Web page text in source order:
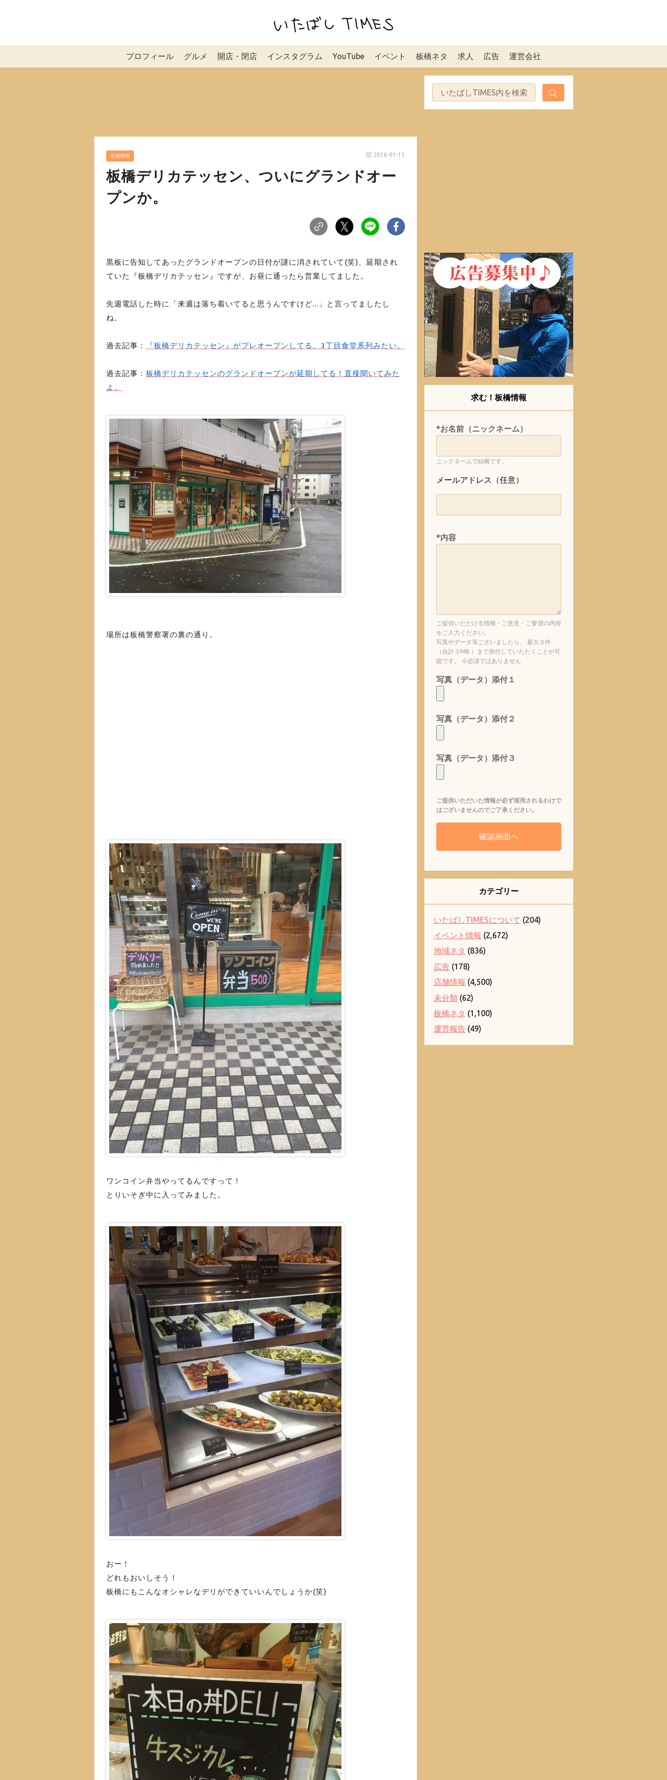
プロフィール グルメ 開店・閉店 インスタグラム YouTube イベント 板橋ネタ 求人 広告 運営会社
店舗情報 2016-01-13
板橋デリカテッセン、ついにグランドオー
プンか。
黒板に告知してあったグランドオープンの日付が謎に消されていて(笑)、延期され
ていた『板橋デリカテッセン』ですが、お昼に通ったら営業してました。
先週電話した時に「来週は落ち着いてると思うんですけど...」と言ってましたし
ね。
過去記事： 『板橋デリカテッセン』がプレオープンしてる。3丁目食堂系列みたい。
過去記事： 板橋デリカテッセンのグランドオープンが延期してる！直接聞いてみた
よ。
場所は板橋警察署の裏の通り。
ワンコイン弁当やってるんですって！
とりいそぎ中に入ってみました。
おー！
どれもおいしそう！
板橋にもこんなオシャレなデリができていいんでしょうか(笑)
求む！板橋情報
*お名前（ニックネーム）
ニックネームで結構です。
メールアドレス（任意）
*内容
ご提供いただける情報・ご意見・ご要望の内容
をご入力ください。
写真やデータ等ございましたら、 最大３件
（合計３MB ）まで添付していただくことが可
能です。 ※必須ではありません
写真（データ）添付１
写真（データ）添付２
写真（データ）添付３
ご提供いただいた情報が必ず採用されるわけで
はございませんのでご了承ください。
カテゴリー
いたばしTIMESについて (204)
イベント情報 (2,672)
地域ネタ (836)
広告(178)
店舗情報 (4,500)
未分類(62)
板橋ネタ (1,100)
運営報告(49)